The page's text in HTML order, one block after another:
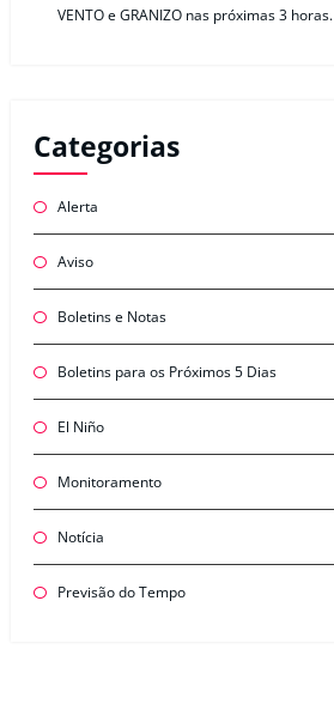
VENTO e GRANIZO nas próximas 3 horas.
Categorias
Alerta
Aviso
Boletins e Notas
Boletins para os Próximos 5 Dias
El Niño
Monitoramento
Notícia
Previsão do Tempo